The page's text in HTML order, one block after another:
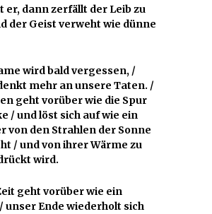
er, dann zerfällt der Leib zu
der Geist verweht wie dünne
wird bald vergessen, /
mehr an unsere Taten. /
geht vorüber wie die Spur
/ und löst sich auf wie ein
von den Strahlen der Sonne
/ und von ihrer Wärme zu
wird.
geht vorüber wie ein
unser Ende wiederholt sich